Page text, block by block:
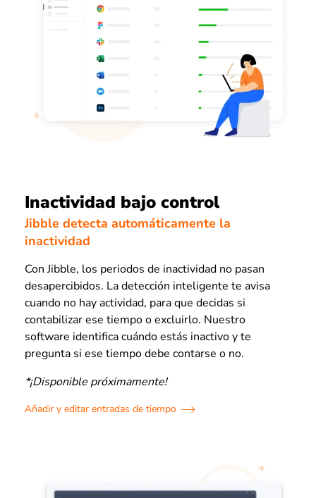
Inactividad bajo control
Jibble detecta automáticamente la
inactividad
Con Jibble, los periodos de inactividad no pasan
desapercibidos. La detección inteligente te avisa
cuando no hay actividad, para que decidas si
contabilizar ese tiempo o excluirlo. Nuestro
software identifica cuándo estás inactivo y te
pregunta si ese tiempo debe contarse o no.
*¡Disponible próximamente!
Añadir y editar entradas de tiempo